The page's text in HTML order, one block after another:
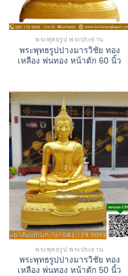
พระพุทธรูป พระประธาน
พระพุทธรูปปางมารวิชัย ทอง
เหลือง พ่นทอง หน้าตัก 60 นิ้ว
พระพุทธรูป พระประธาน
พระพุทธรูปปางมารวิชัย ทอง
เหลือง พ่นทอง หน้าตัก 50 นิ้ว